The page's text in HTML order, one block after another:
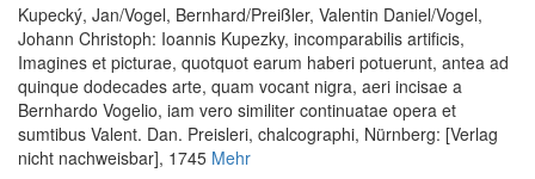
Kupecký, Jan/Vogel, Bernhard/Preißler, Valentin Daniel/Vogel,
Johann Christoph: Ioannis Kupezky, incomparabilis artificis,
Imagines et picturae, quotquot earum haberi potuerunt, antea ad
quinque dodecades arte, quam vocant nigra, aeri incisae a
Bernhardo Vogelio, iam vero similiter continuatae opera et
sumtibus Valent. Dan. Preisleri, chalcographi, Nürnberg: [Verlag
nicht nachweisbar], 1745 Mehr